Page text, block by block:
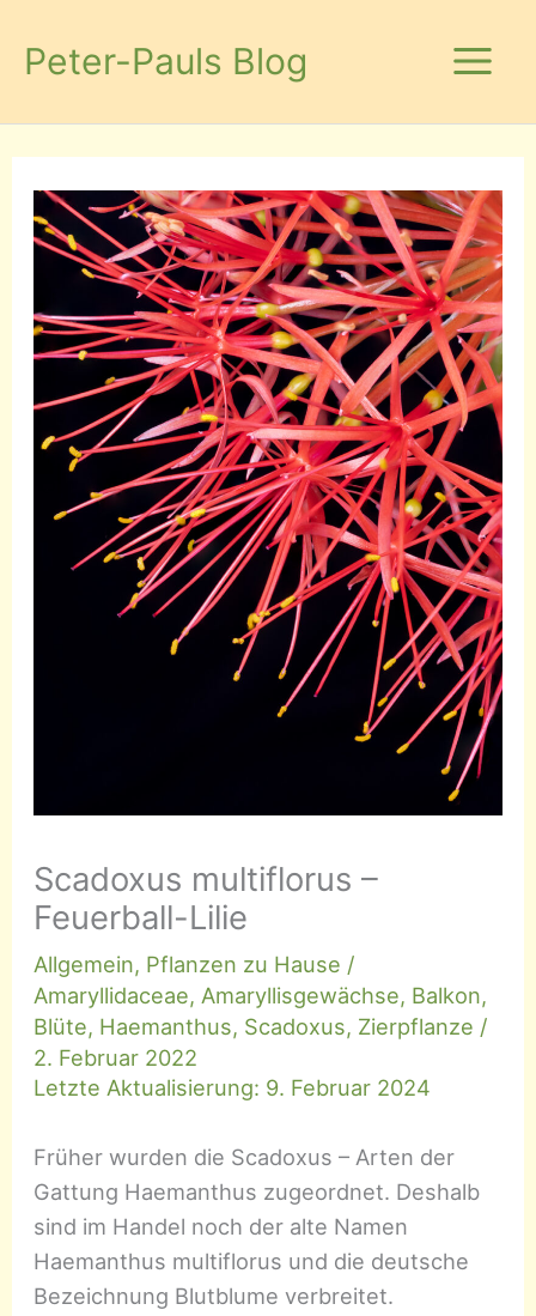
InhaltPeter-Pauls Blog
Scadoxus multiflorus –
Feuerball-Lilie
Allgemein, Pflanzen zu Hause /
Amaryllidaceae, Amaryllisgewächse, Balkon,
Blüte, Haemanthus, Scadoxus, Zierpflanze /
2. Februar 2022
Letzte Aktualisierung: 9. Februar 2024
Früher wurden die Scadoxus – Arten der
Gattung Haemanthus zugeordnet. Deshalb
sind im Handel noch der alte Namen
Haemanthus multiflorus und die deutsche
Bezeichnung Blutblume verbreitet.